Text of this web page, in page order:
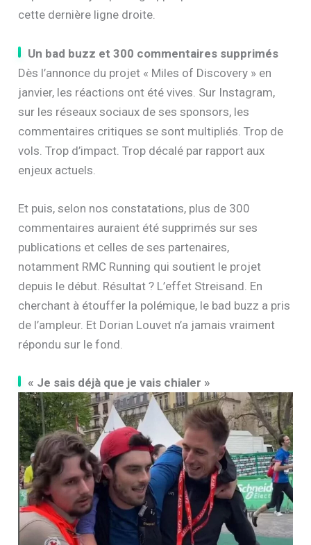
cette dernière ligne droite.
Un bad buzz et 300 commentaires supprimés
Dès l’annonce du projet « Miles of Discovery » en
janvier, les réactions ont été vives. Sur Instagram,
sur les réseaux sociaux de ses sponsors, les
commentaires critiques se sont multipliés. Trop de
vols. Trop d’impact. Trop décalé par rapport aux
enjeux actuels.
Et puis, selon nos constatations, plus de 300
commentaires auraient été supprimés sur ses
publications et celles de ses partenaires,
notamment RMC Running qui soutient le projet
depuis le début. Résultat ? L’effet Streisand. En
cherchant à étouffer la polémique, le bad buzz a pris
de l’ampleur. Et Dorian Louvet n’a jamais vraiment
répondu sur le fond.
« Je sais déjà que je vais chialer »